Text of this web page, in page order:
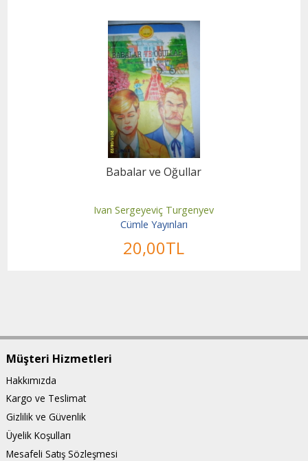
Babalar ve Oğullar
Ivan Sergeyeviç Turgenyev
Cümle Yayınları
20,00TL
Müşteri Hizmetleri
Hakkımızda
Kargo ve Teslimat
Gizlilik ve Güvenlik
Üyelik Koşulları
Mesafeli Satış Sözleşmesi